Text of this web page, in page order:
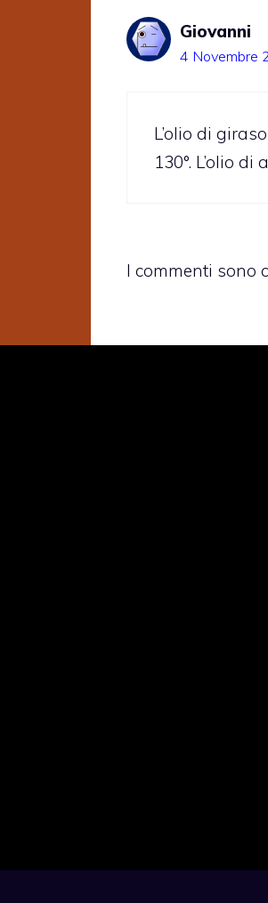
Giovanni
4 Novembre
L’olio di
130°. L’olio
I commenti sono